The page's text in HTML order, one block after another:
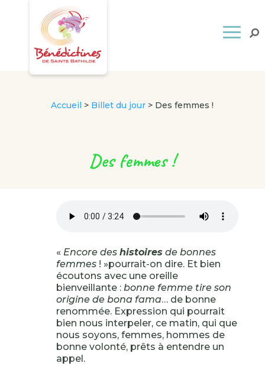
Accueil > Billet du jour > Des femmes !
Des femmes !
« Encore des histoires de bonnes
femmes! »pourrait-on dire. Et bien
écoutons avec une oreille
bienveillante : bonne femme tire son
origine de bona fama… de bonne
renommée. Expression qui pourrait
bien nous interpeler, ce matin, qui que
nous soyons, femmes, hommes de
bonne volonté, prêts à entendre un
appel.